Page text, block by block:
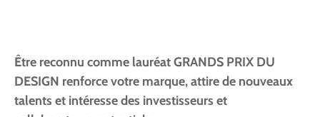
Être reconnu comme lauréat GRANDS PRIX DU
DESIGN renforce votre marque, attire de nouveaux
talents et intéresse des investisseurs et